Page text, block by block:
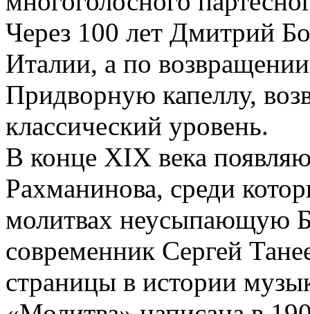
Через 100 лет Дмитрий
Италии, а по
Придворную капеллу,
классический уровень.
В конце XIX века
Рахманинова, среди
молитвах неусыпающую
современник Сергей
страницы в истории